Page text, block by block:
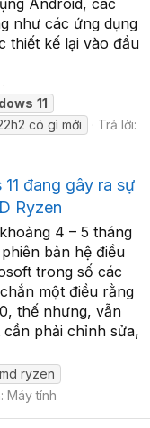
Android, các
như các ứng dụng
thiết kế lại vào đầu
11
có gì mới
Trả lời:
đang gây ra sự
Ryzen
4 – 5 tháng
bản hệ điều
trong số các
một điều rằng
thế nhưng, vẫn
phải chỉnh sửa,
ryzen
Máy tính